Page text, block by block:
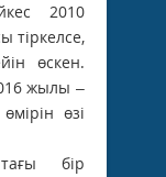
2010
тіркелсе,
өскен.
жылы –
өзі
бір